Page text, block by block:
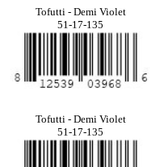
Tofutti - Demi Violet
51-17-135
Tofutti - Demi Violet
51-17-135